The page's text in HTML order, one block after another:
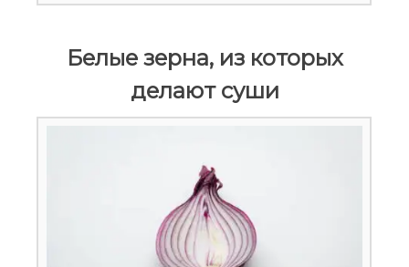
Белые зерна, из которых
делают суши